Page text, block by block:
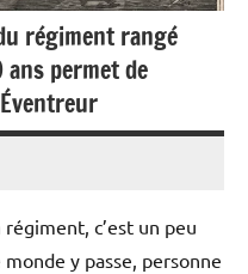
régiment rangé
permet de
c’est un peu
y passe, personne